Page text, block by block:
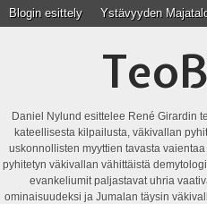
Blogin esittely Ystävyyden
Daniel Nylund esittelee René Girardin
kateellisesta kilpailusta, väkivallan
uskonnollisten myyttien tavasta
pyhitetyn väkivallan vähittäistä
evankeliumit paljastavat uhria
ominaisuudeksi ja Jumalan täysin